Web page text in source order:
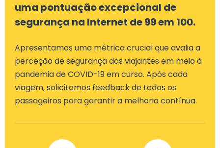
uma pontuação excepcional de
segurança na Internet de 99 em 100.
Apresentamos uma métrica crucial que avalia a
perceção de segurança dos viajantes em meio à
pandemia de COVID-19 em curso. Após cada
viagem, solicitamos feedback de todos os
passageiros para garantir a melhoria contínua.